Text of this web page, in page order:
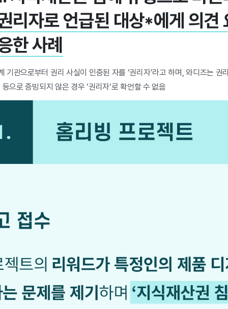
리자로 언급된 대상*에게 의견
한 사례
기관으로부터 권리 사실이 인증된 자를 ‘권리자’라고 하며, 와디즈는 권
으로 증빙되지 않은 경우 ‘권리자’로 확언할 수 없음